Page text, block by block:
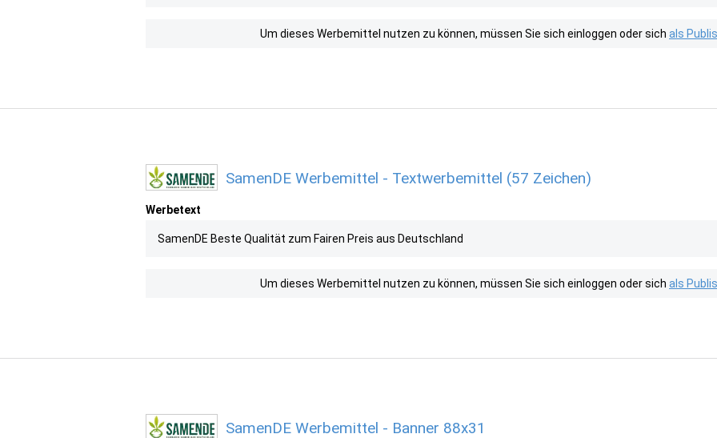
Um dieses Werbemittel nutzen zu können, müssen Sie sich einloggen oder sich als
SamenDE Werbemittel - Textwerbemittel (57 Zeichen)
Werbetext
SamenDE Beste Qualität zum Fairen Preis aus Deutschland
Um dieses Werbemittel nutzen zu können, müssen Sie sich einloggen oder sich als
SamenDE Werbemittel - Banner 88x31